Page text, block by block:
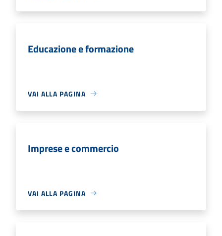
Educazione e formazione
VAI ALLA PAGINA
Imprese e commercio
VAI ALLA PAGINA